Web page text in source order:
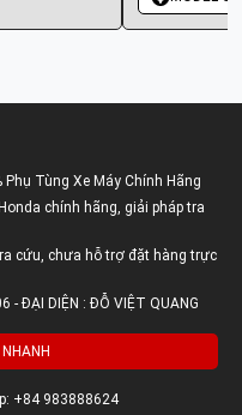
Phụ Tùng Xe Máy Chính Hãng
chính hãng, giải pháp tra
cứu, chưa hỗ trợ đặt hàng trực
- ĐẠI DIỆN : ĐỖ VIỆT QUANG
+84 983888624